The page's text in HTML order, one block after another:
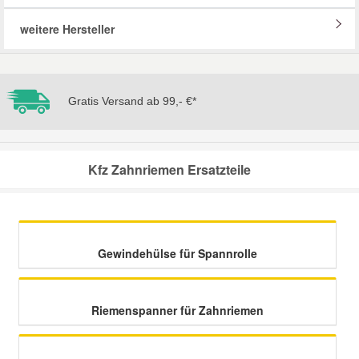
weitere Hersteller
Gratis Versand ab 99,- €*
Kfz Zahnriemen Ersatzteile
Gewindehülse für Spannrolle
Riemenspanner für Zahnriemen
Mazda Ersatzteile
Mitsubishi Ersatzteile
Nissan Ersatzteile
Porsche Ersatzteile
Seat Ersatzteile